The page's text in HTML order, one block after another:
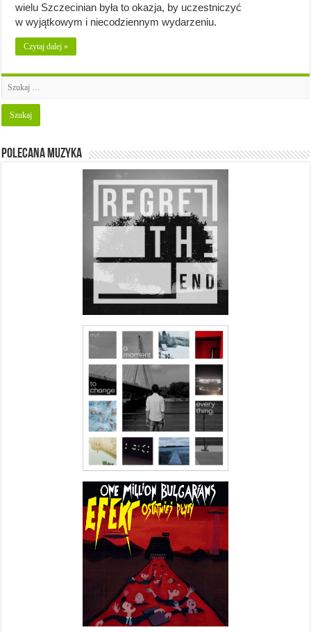
wielu Szczecinian była to okazja, by uczestniczyć
w wyjątkowym i niecodziennym wydarzeniu.
Czytaj dalej »
Polecana muzyka